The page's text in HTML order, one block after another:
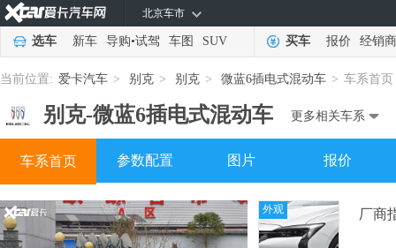
北京车市
选车 新车 导购•试驾 车图 SUV 买车 报价 经销商
当前位置: 爱卡汽车 > 别克 > 别克 > 微蓝6插电式混动车 > 车系首页
别克-微蓝6插电式混动车 更多相关车系
车系首页 参数配置 图片 报价
外观 厂商